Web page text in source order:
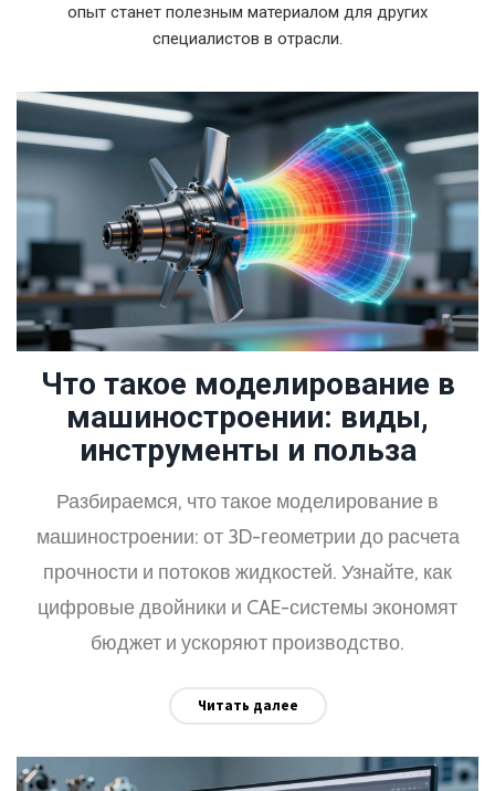
опыт станет полезным материалом для других
специалистов в отрасли.
Что такое моделирование в
машиностроении: виды,
инструменты и польза
Разбираемся, что такое моделирование в
машиностроении: от 3D-геометрии до расчета
прочности и потоков жидкостей. Узнайте, как
цифровые двойники и CAE-системы экономят
бюджет и ускоряют производство.
Читать далее